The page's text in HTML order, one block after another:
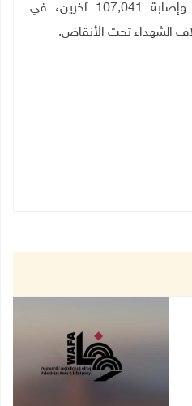
استشهاد 45,059 مواطنا، وإصابة 107,041 آخرين، في
الشهداء تحت الأنقاض.